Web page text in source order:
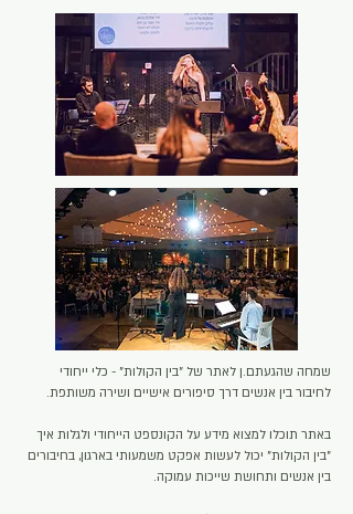
שמחה שהגעתם.ן לאתר של "בין הקולות" - כלי ייחודי
לחיבור בין אנשים דרך סיפורים אישיים ושירה משותפת.
באתר תוכלו למצוא מידע על הקונספט הייחודי ולגלות איך
"בין הקולות" יכול לעשות אפקט משמעותי בארגון, בחיבורים
בין אנשים ותחושת שייכות עמוקה.